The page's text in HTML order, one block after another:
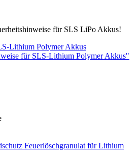
für SLS LiPo Akkus!
Lithium Polymer Akkus
für SLS-Lithium Polymer Akkus"